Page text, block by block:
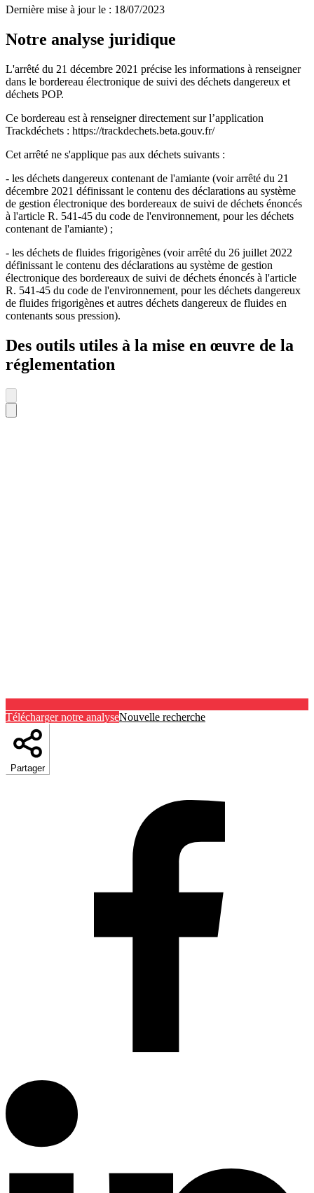
Dernière mise à jour le : 18/07/2023
Notre analyse juridique
L'arrêté du 21 décembre 2021 précise les informations à renseigner
dans le bordereau électronique de suivi des déchets dangereux et
déchets POP.
Ce bordereau est à renseigner directement sur l’application
Trackdéchets : https://trackdechets.beta.gouv.fr/
Cet arrêté ne s'applique pas aux déchets suivants :
- les déchets dangereux contenant de l'amiante (voir arrêté du 21
décembre 2021 définissant le contenu des déclarations au système
de gestion électronique des bordereaux de suivi de déchets énoncés
à l'article R. 541-45 du code de l'environnement, pour les déchets
contenant de l'amiante) ;
- les déchets de fluides frigorigènes (voir arrêté du 26 juillet 2022
définissant le contenu des déclarations au système de gestion
électronique des bordereaux de suivi de déchets énoncés à l'article
R. 541-45 du code de l'environnement, pour les déchets dangereux
de fluides frigorigènes et autres déchets dangereux de fluides en
contenants sous pression).
Des outils utiles à la mise en œuvre de la
réglementation
Télécharger notre analyseNouvelle recherche
Partager